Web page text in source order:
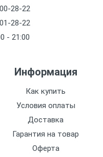
28-22
28-22
- 21:00
Информация
Как купить
Условия оплаты
Доставка
Гарантия на товар
Оферта